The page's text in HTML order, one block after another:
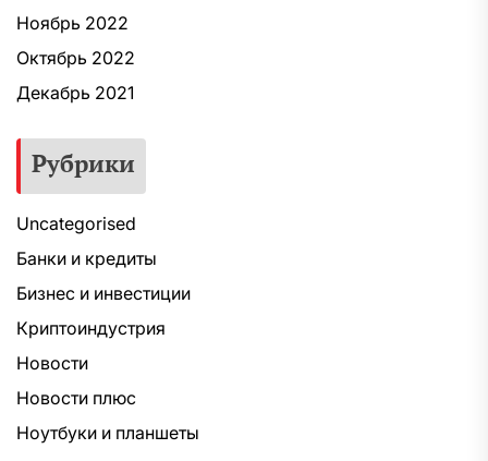
Ноябрь 2022
Октябрь 2022
Декабрь 2021
Рубрики
Uncategorised
Банки и кредиты
Бизнес и инвестиции
Криптоиндустрия
Новости
Новости плюс
Ноутбуки и планшеты